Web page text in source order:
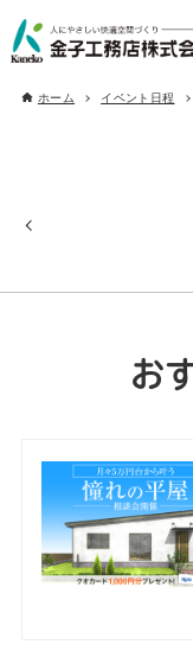
ホーム イベント日程
お